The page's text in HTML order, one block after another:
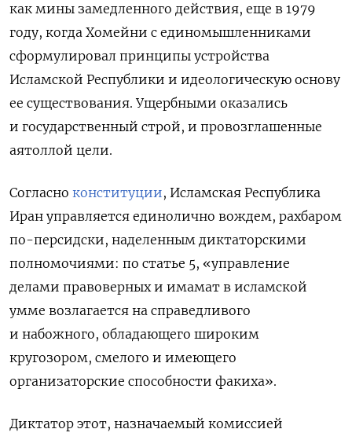
как мины замедленного действия, еще в 1979
году, когда Хомейни с единомышленниками
сформулировал принципы устройства
Исламской Республики и идеологическую основу
ее существования. Ущербными оказались
и государственный строй, и провозглашенные
аятоллой цели.
Согласно конституции, Исламская Республика
Иран управляется единолично вождем, рахбаром
по-персидски, наделенным диктаторскими
полномочиями: по статье 5, «управление
делами правоверных и имамат в исламской
умме возлагается на справедливого
и набожного, обладающего широким
кругозором, смелого и имеющего
организаторские способности факиха».
Диктатор этот, назначаемый комиссией